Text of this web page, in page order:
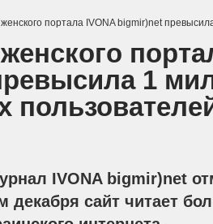
портала IVONA bigmir)net
1
IVONA bigmir)net
декабря сайт читает